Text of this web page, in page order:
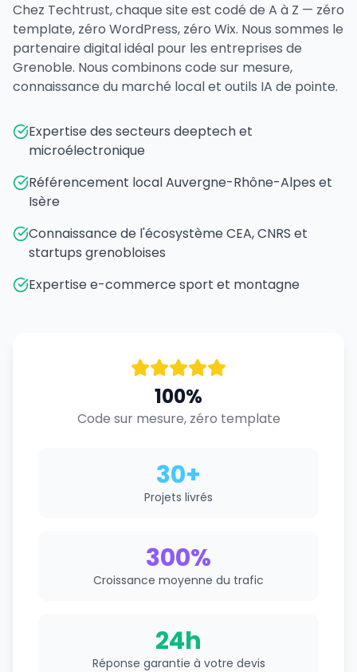
Chez Techtrust, chaque site est codé de A à Z — zéro
template, zéro WordPress, zéro Wix. Nous sommes le
partenaire digital idéal pour les entreprises de
Grenoble. Nous combinons code sur mesure,
connaissance du marché local et outils IA de pointe.
Expertise des secteurs deeptech et
microélectronique
Référencement local Auvergne-Rhône-Alpes et
Isère
Connaissance de l'écosystème CEA, CNRS et
startups grenobloises
Expertise e-commerce sport et montagne
100%
Code sur mesure, zéro template
30+
Projets livrés
300%
Croissance moyenne du trafic
24h
Réponse garantie à votre devis